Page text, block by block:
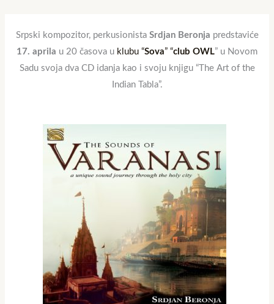
Srpski kompozitor, perkusionista Srdjan Beronja predstaviće
17. aprila u 20 časova u klubu “Sova” “club OWL” u Novom
Sadu svoja dva CD idanja kao i svoju knjigu “The Art of the
Indian Tabla”.